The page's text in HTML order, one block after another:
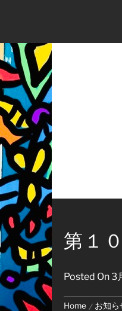
第１
Posted On3
Home お知ら